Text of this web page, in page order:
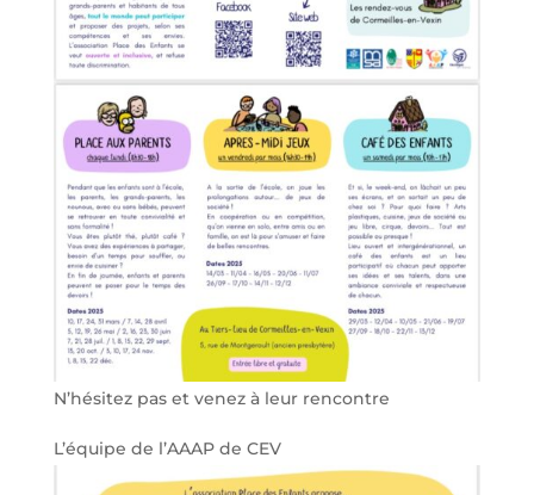
N’hésitez pas et venez à leur rencontre
L’équipe de l’AAAP de CEV